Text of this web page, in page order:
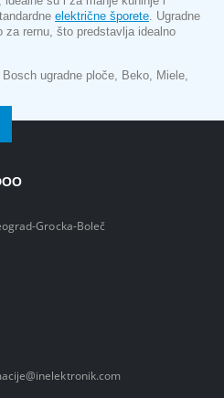
električne šporete. Ugradne
za rernu, što predstavlja idealno
ugradne ploče, Beko, Miele,
Grocka-Boleč